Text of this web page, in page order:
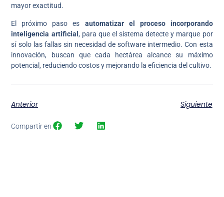
mayor exactitud.
El próximo paso es automatizar el proceso incorporando
inteligencia artificial , para que el sistema detecte y marque por
sí solo las fallas sin necesidad de software intermedio. Con esta
innovación, buscan que cada hectárea alcance su máximo
potencial, reduciendo costos y mejorando la eficiencia del cultivo.
Anterior Siguiente
Compartir en